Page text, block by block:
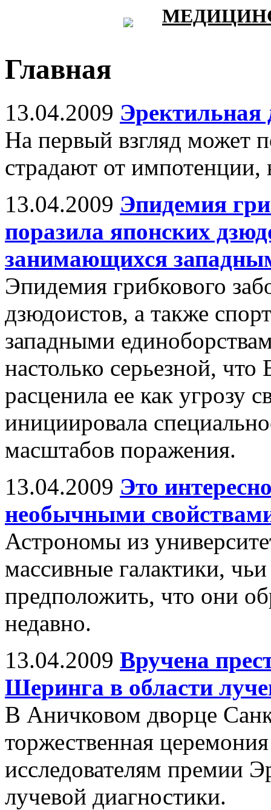
Главная
13.04.2009 Эректильная
На первый взгляд может
страдают от импотенции,
13.04.2009 Эпидемия
поразила японских
занимающихся
Эпидемия грибкового
дзюдоистов, а также
западными
настолько серьезной,
расценила ее как угрозу
инициировала
масштабов поражения.
13.04.2009 Это
необычными
Астрономы из
массивные галактики,
предположить, что они
недавно.
13.04.2009 Вручена
Шеринга в области
В Аничковом дворце
торжественная
исследователям премии
лучевой диагностики.